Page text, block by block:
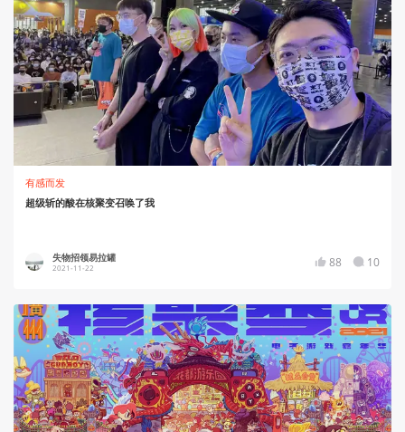
有感而发
超级斩的酸在核聚变召唤了我
失物招领易拉罐
2021-11-22 88 10